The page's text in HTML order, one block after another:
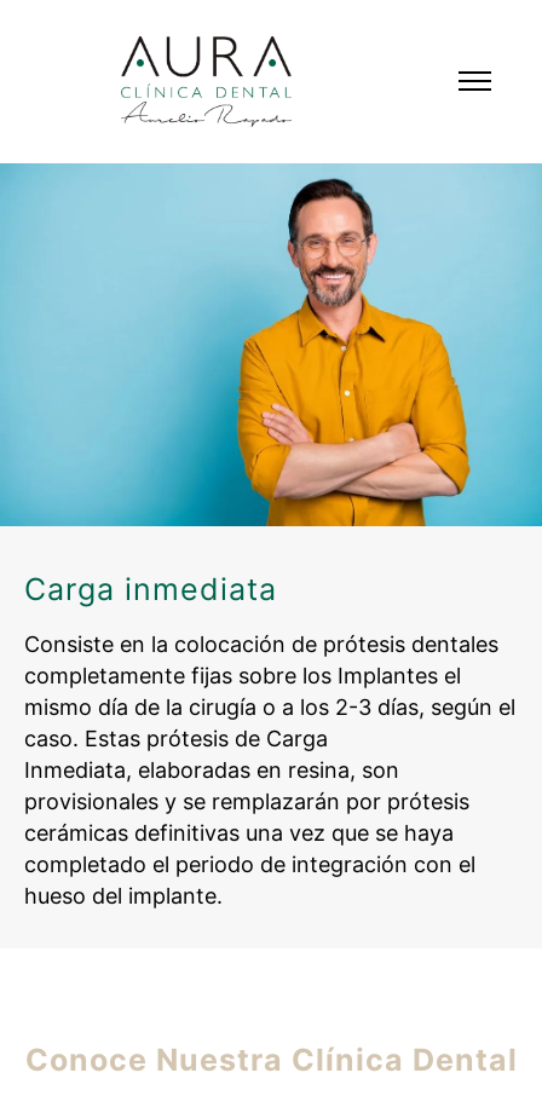
Carga inmediata
Consiste en la colocación de prótesis dentales
completamente fijas sobre los Implantes el
mismo día de la cirugía o a los 2-3 días, según el
caso. Estas prótesis de Carga
Inmediata, elaboradas en resina, son
provisionales y se remplazarán por prótesis
cerámicas definitivas una vez que se haya
completado el periodo de integración con el
hueso del implante.
Conoce Nuestra Clínica Dental